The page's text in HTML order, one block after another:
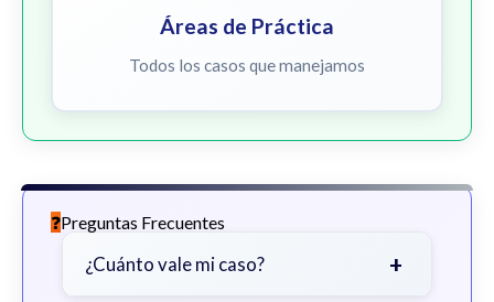
Áreas de Práctica
Todos los casos que manejamos
Preguntas Frecuentes
¿Cuánto vale mi caso? +